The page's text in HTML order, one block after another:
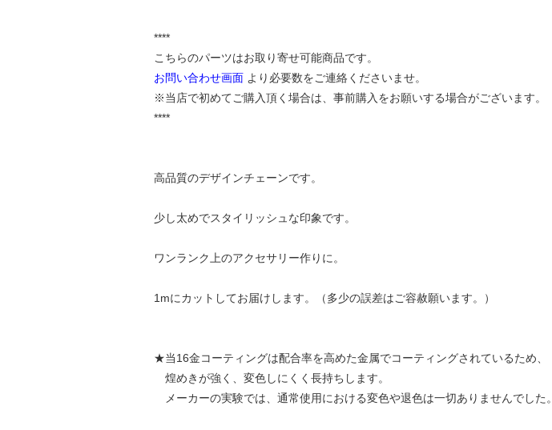
****
こちらのパーツはお取り寄せ可能商品です。
お問い合わせ画面 より必要数をご連絡くださいませ。
※当店で初めてご購入頂く場合は、事前購入をお願いする場合がございます。
****
高品質のデザインチェーンです。
少し太めでスタイリッシュな印象です。
ワンランク上のアクセサリー作りに。
1mにカットしてお届けします。（多少の誤差はご容赦願います。）
★当16金コーティングは配合率を高めた金属でコーティングされているため、
煌めきが強く、変色しにくく長持ちします。
メーカーの実験では、通常使用における変色や退色は一切ありませんでした。